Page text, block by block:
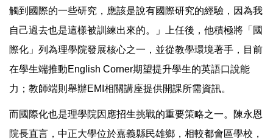
觸到國際的一些研究，應該是說有國際研究的經驗，因為我
自己過去也是這樣被訓練出來的。」上任後，他積極將「國
際化」列為理學院發展核心之一，並從教學環境著手，目前
在學生端推動English Corner期望提升學生的英語口說能
力；教師端則舉辦EMI相關講座提供開課所需資訊。
而國際化也是理學院因應招生挑戰的重要策略之一。陳永恩
院長直言，中正大學位於嘉義縣民雄鄉，相較都會區學校，